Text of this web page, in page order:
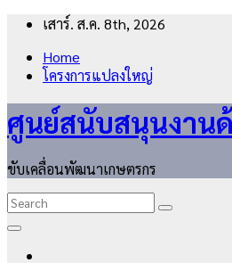
Skip
content
เสาร์. ส.ค. 8th, 2026
Home
โครงการแปลงใหญ่
ศูนย์สนับสนุนงาน
ขับเคลื่อนพัฒนาเกษตรกร